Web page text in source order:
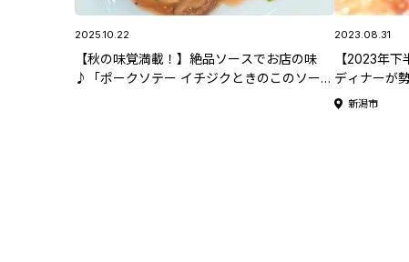
2025.10.22
【秋の味覚満載！】絶品ソースでお店の味
♪「ポークソテー イチジクときのこのソース
2023.08.31
【2023年
ディナーが
ナー5選」！
新潟市